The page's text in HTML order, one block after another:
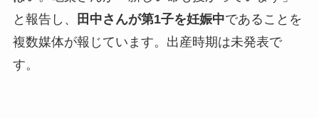
と報告し、
田中さんが第1子を妊娠中であることを
複数媒体が報じています。出産時期は未発表で
す。